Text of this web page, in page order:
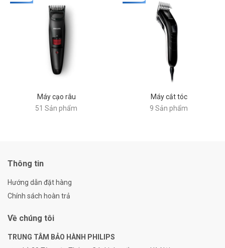
Máy cạo râu
51 Sản phẩm
Máy cắt tóc
9 Sản phẩm
Thông tin
Hướng dẫn đặt hàng
Chính sách hoàn trả
Về chúng tôi
TRUNG TÂM BẢO HÀNH PHILIPS